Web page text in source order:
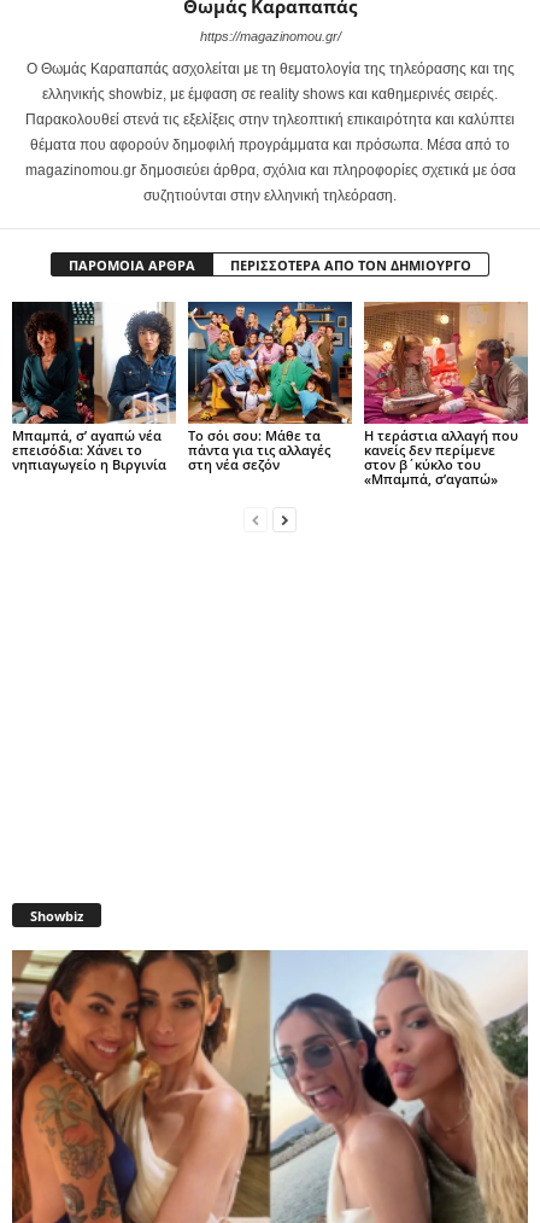
Θωμάς Καραπαπάς
https://magazinomou.gr/
Ο Θωμάς Καραπαπάς ασχολείται με τη θεματολογία της τηλεόρασης και της
ελληνικής showbiz, με έμφαση σε reality shows και καθημερινές σειρές.
Παρακολουθεί στενά τις εξελίξεις στην τηλεοπτική επικαιρότητα και καλύπτει
θέματα που αφορούν δημοφιλή προγράμματα και πρόσωπα. Μέσα από το
magazinomou.gr δημοσιεύει άρθρα, σχόλια και πληροφορίες σχετικά με όσα
συζητιούνται στην ελληνική τηλεόραση.
ΠΑΡΟΜΟΙΑ ΑΡΘΡΑ ΠΕΡΙΣΣΟΤΕΡΑ ΑΠΟ ΤΟΝ ΔΗΜΙΟΥΡΓΟ
Μπαμπά, σ’ αγαπώ νέα
επεισόδια: Χάνει το
νηπιαγωγείο η Βιργινία
Το σόι σου: Μάθε τα
πάντα για τις αλλαγές
στη νέα σεζόν
Η τεράστια αλλαγή που
κανείς δεν περίμενε
στον β΄κύκλο του
«Μπαμπά, σ’αγαπώ»
Showbiz